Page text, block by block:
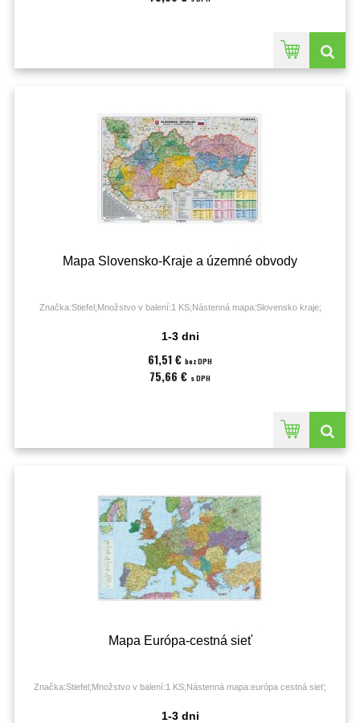
Mapa Slovensko-Kraje a územné obvody
Značka:Stiefel;Množstvo v balení:1 KS;Nástenná mapa:Slovensko kraje;
1-3 dni
61,51 € bez DPH
75,66 € s DPH
Mapa Európa-cestná sieť
Značka:Stiefel;Množstvo v balení:1 KS;Nástenná mapa:európa cestná sieť;
1-3 dni